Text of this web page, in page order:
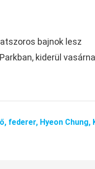
bajnok lesz
kiderül
federer, Hyeon Chung,